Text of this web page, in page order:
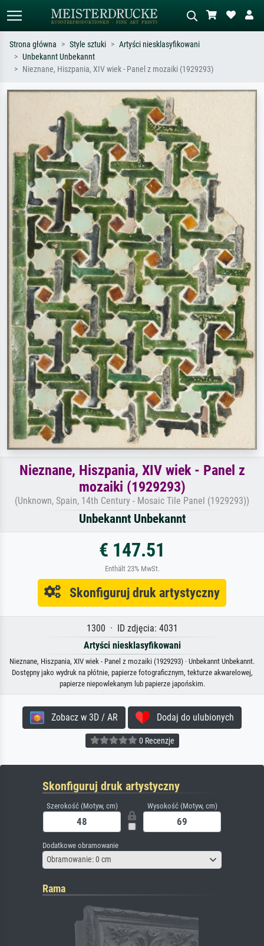
Wyszukiwanie standardowe Wyszukiwanie obrazów AI
impresjonizm, fala Hokusaia, akt.
abstrakcja z czerwienią, ciemny olej,
stojący akt obok drzewa.
Strona główna Style sztuki
Artyści niesklasyfikowani
Unbekannt Unbekannt
Nieznane, Hiszpania, XIV wiek - Panel z mozaiki (1929293)
Nieznane, Hiszpania, XIV wiek - Panel z
mozaiki (1929293)
(Unknown, Spain, 14th Century - Mosaic Tile Panel (1929293))
Unbekannt Unbekannt
€ 147.51
Enthält 23% MwSt.
Skonfiguruj druk artystyczny
1300 · ID zdjęcia: 4031
Artyści niesklasyfikowani
Nieznane, Hiszpania, XIV wiek - Panel z mozaiki (1929293) · Unbekannt Unbekannt.
Dostępny jako wydruk na płótnie, papierze fotograficznym, tekturze akwarelowej,
papierze niepowlekanym lub papierze japońskim.
Zobacz w 3D / AR Dodaj do ulubionych
0 Recenzje
Skonfiguruj druk artystyczny
Szerokość (Motyw, cm) Wysokość (Motyw, cm)
Dodatkowe obramowanie
Obramowanie: 0 cm
Rama